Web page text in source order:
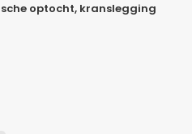
optocht, kranslegging